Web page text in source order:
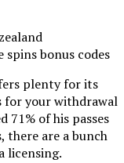
spins bonus codes
plenty for its
for your withdrawal
71% of his passes
there are a bunch
licensing.